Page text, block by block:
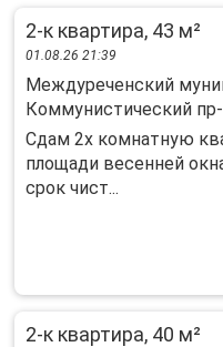
2-к квартира, 43 м²
01.08.26 21:39
Междуреченский
Коммунистический
Сдам 2х комнатную
площади весенней
срок чист...
2-к квартира, 40 м²